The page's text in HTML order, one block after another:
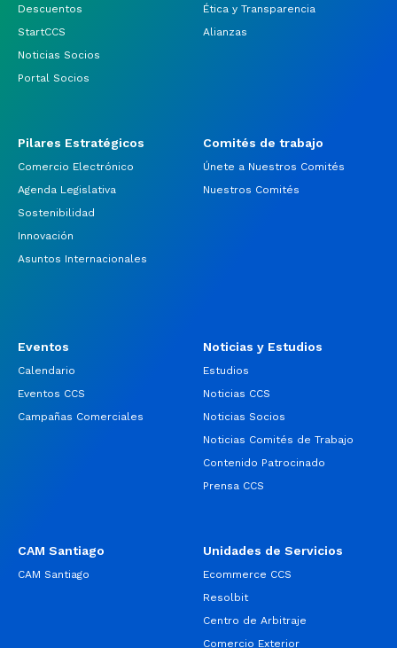
Descuentos
StartCCS
Noticias Socios
Portal Socios
Ética y Transparencia
Alianzas
Pilares Estratégicos
Comercio Electrónico
Agenda Legislativa
Sostenibilidad
Innovación
Asuntos Internacionales
Comités de trabajo
Únete a Nuestros Comités
Nuestros Comités
Eventos
Calendario
Eventos CCS
Campañas Comerciales
Noticias y Estudios
Estudios
Noticias CCS
Noticias Socios
Noticias Comités de Trabajo
Contenido Patrocinado
Prensa CCS
CAM Santiago
CAM Santiago
Unidades de Servicios
Ecommerce CCS
Resolbit
Centro de Arbitraje
Comercio Exterior